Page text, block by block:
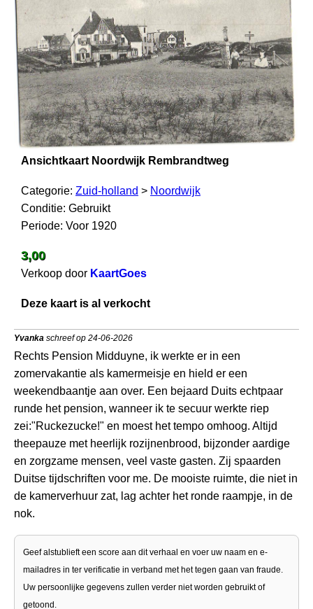
Ansichtkaart Noordwijk Rembrandtweg
Categorie: Zuid-holland > Noordwijk
Conditie: Gebruikt
Periode: Voor 1920
3,00
Verkoop door KaartGoes
Deze kaart is al verkocht
Yvanka schreef op 24-06-2026
Rechts Pension Midduyne, ik werkte er in een
zomervakantie als kamermeisje en hield er een
weekendbaantje aan over. Een bejaard Duits echtpaar
runde het pension, wanneer ik te secuur werkte riep
zei:"Ruckezucke!" en moest het tempo omhoog. Altijd
theepauze met heerlijk rozijnenbrood, bijzonder aardige
en zorgzame mensen, veel vaste gasten. Zij spaarden
Duitse tijdschriften voor me. De mooiste ruimte, die niet in
de kamerverhuur zat, lag achter het ronde raampje, in de
nok.
Geef alstublieft een score aan dit verhaal en voer uw naam en e-
mailadres in ter verificatie in verband met het tegen gaan van fraude.
Uw persoonlijke gegevens zullen verder niet worden gebruikt of
getoond.